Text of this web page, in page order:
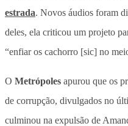
estrada. Novos áudios foram
deles, ela criticou um projeto
“enfiar os cachorro [sic] no
O Metrópoles apurou que os
de corrupção, divulgados no
culminou na expulsão de